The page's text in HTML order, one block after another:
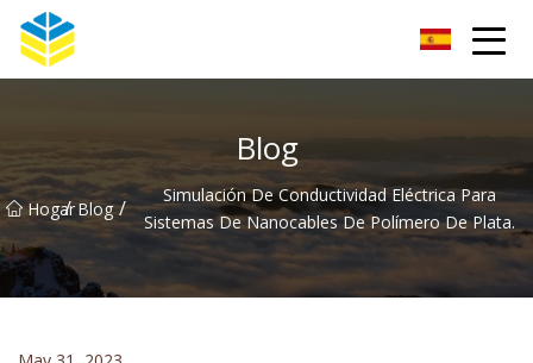
Blog
Hogar
/ Blog /
Simulación De Conductividad Eléctrica Para
Sistemas De Nanocables De Polímero De Plata.